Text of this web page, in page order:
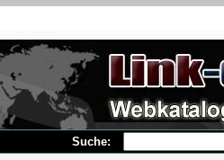
Suche: